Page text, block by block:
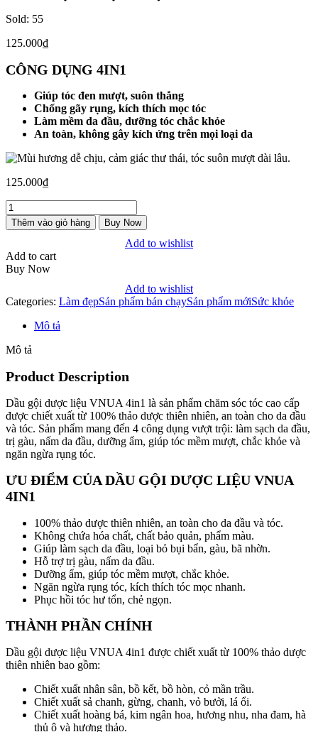
Sold: 55
125.000₫
CÔNG DỤNG 4IN1
Giúp tóc đen mượt, suôn thẳng
Chống gãy rụng, kích thích mọc tóc
Làm mềm da đầu, dưỡng tóc chắc khỏe
An toàn, không gây kích ứng trên mọi loại da
125.000₫
DẦU
GỘI
DƯỢC
VNUA
4IN1
lượng
Thêm vào giỏ hàng Buy Now
Add to wishlist
Add to cart
Buy Now
Add to wishlist
Categories: Làm đẹpSản phẩm bán chạySản phẩm mớiSức khỏe
Mô tả
Mô tả
Product Description
Dầu gội dược liệu VNUA 4in1 là sản phẩm chăm sóc tóc cao cấp
được chiết xuất từ 100% thảo dược thiên nhiên, an toàn cho da đầu
và tóc. Sản phẩm mang đến 4 công dụng vượt trội: làm sạch da đầu,
trị gàu, nấm da đầu, dưỡng ẩm, giúp tóc mềm mượt, chắc khỏe và
ngăn ngừa rụng tóc.
ƯU ĐIỂM CỦA DẦU GỘI DƯỢC LIỆU VNUA
4IN1
100% thảo dược thiên nhiên, an toàn cho da đầu và tóc.
Không chứa hóa chất, chất bảo quản, phẩm màu.
Giúp làm sạch da đầu, loại bỏ bụi bẩn, gàu, bã nhờn.
Hỗ trợ trị gàu, nấm da đầu.
Dưỡng ẩm, giúp tóc mềm mượt, chắc khỏe.
Ngăn ngừa rụng tóc, kích thích tóc mọc nhanh.
Phục hồi tóc hư tổn, chẻ ngọn.
THÀNH PHẦN CHÍNH
Dầu gội dược liệu VNUA 4in1 được chiết xuất từ 100% thảo dược
thiên nhiên bao gồm:
Chiết xuất nhân sân, bồ kết, bồ hòn, cỏ mần trầu.
Chiết xuất sả chanh, gừng, chanh, vỏ bưởi, lá ổi.
Chiết xuất hoàng bá, kim ngân hoa, hương nhu, nha đam, hà
thủ ô và hương thảo.